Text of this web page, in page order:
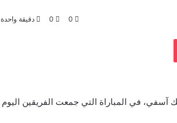
0
0 دقيقة واحدة
في المباراة التي جمعت الفريقين اليوم